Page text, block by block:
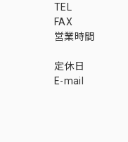
TEL
FAX
営業時間
定休日
E-mail